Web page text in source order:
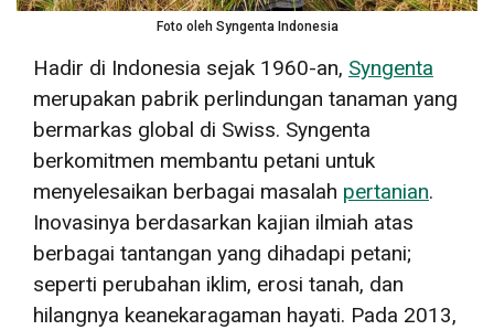
Foto oleh Syngenta Indonesia
Hadir di Indonesia sejak 1960-an, Syngenta
merupakan pabrik perlindungan tanaman yang
bermarkas global di Swiss. Syngenta
berkomitmen membantu petani untuk
menyelesaikan berbagai masalah pertanian.
Inovasinya berdasarkan kajian ilmiah atas
berbagai tantangan yang dihadapi petani;
seperti perubahan iklim, erosi tanah, dan
hilangnya keanekaragaman hayati. Pada 2013,